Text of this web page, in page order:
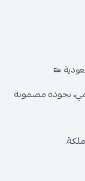
👟
بجودة مضمونة